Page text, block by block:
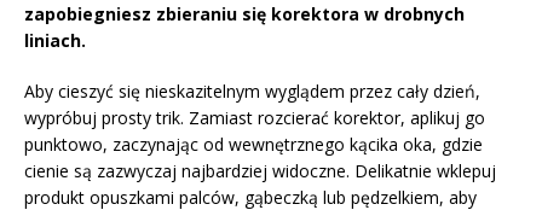
zapobiegniesz zbieraniu się korektora w drobnych
liniach.
Aby cieszyć się nieskazitelnym wyglądem przez cały dzień,
wypróbuj prosty trik. Zamiast rozcierać korektor, aplikuj go
punktowo, zaczynając od wewnętrznego kącika oka, gdzie
cienie są zazwyczaj najbardziej widoczne. Delikatnie wklepuj
produkt opuszkami palców, gąbeczką lub pędzelkiem, aby